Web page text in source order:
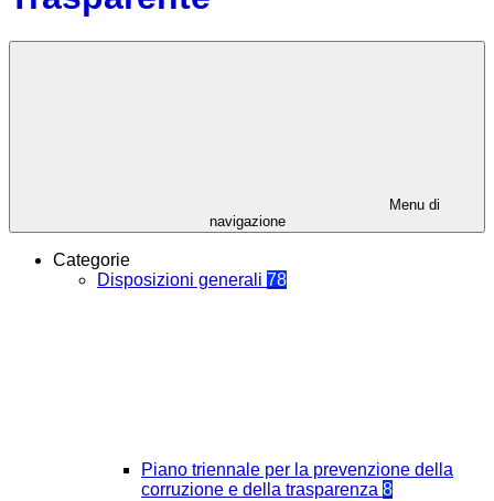
Menu di
navigazione
Categorie
Disposizioni generali 78
Piano triennale per la prevenzione della
corruzione e della trasparenza 8